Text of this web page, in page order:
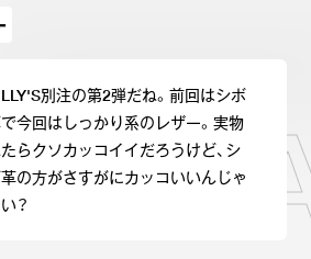
別注の第2弾だね。前回はシボ
今回はしっかり系のレザー。実物
らクソカッコイイだろうけど、シ
の方がさすがにカッコいいんじゃ
？